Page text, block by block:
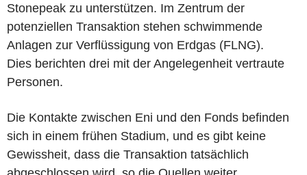
Stonepeak zu unterstützen. Im Zentrum der
potenziellen Transaktion stehen schwimmende
Anlagen zur Verflüssigung von Erdgas (FLNG).
Dies berichten drei mit der Angelegenheit vertraute
Personen.
Die Kontakte zwischen Eni und den Fonds befinden
sich in einem frühen Stadium, und es gibt keine
Gewissheit, dass die Transaktion tatsächlich